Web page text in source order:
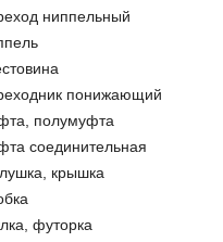
ниппельный
понижающий
полумуфта
соединительная
крышка
футорка